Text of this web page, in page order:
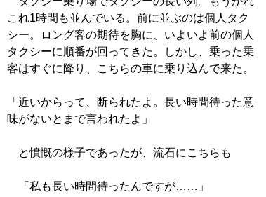
これ1時間も並んでいる。前に並ぶのは個人タク
シー。ロング客の期待を胸に、いよいよ前の個人
タクシーに順番が回ってきた。しかし、乗った乗
客はすぐに降り、こちらの車に乗り込んで来た。
「近いからって、断られたよ。長い時間待った意
味がないとまで言われたよ」
と憤慨の様子であったが、流石にこちらも
「私も長い時間待ったんですが……」